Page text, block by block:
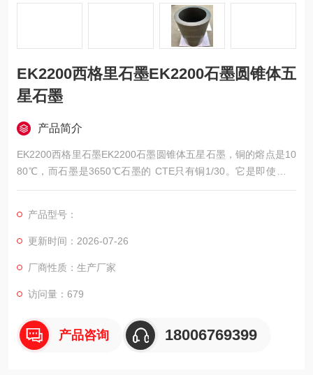
EK2200西格里石墨EK2200石墨圆锥体五
星石墨
产品简介
EK2200西格里石墨EK2200石墨圆锥体五星石墨，铜的熔点是10
80℃，而石墨是3650℃石墨的 CTE只有铜1/30。它是即使在超
高温的情况下性能也非常稳定。即便在铂电极的加工中，石墨电
产品型号：
更新时间：2026-07-26
厂商性质：生产厂家
访问量：679
产品咨询 18006769399